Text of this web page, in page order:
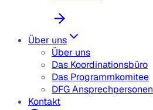
Über uns
Über uns
Das Koordinationsbüro
Das Programmkomitee
DFG Ansprechpersonen
Kontakt